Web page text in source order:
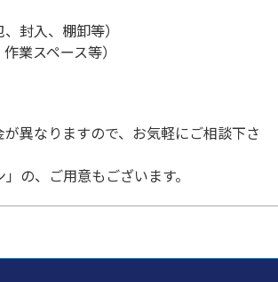
封入、棚卸等）
業スペース等）
異なりますので、お気軽にご相談下さ
の、ご用意もございます。